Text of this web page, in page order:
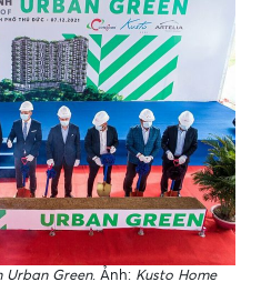
Green. Ảnh: Kusto Home